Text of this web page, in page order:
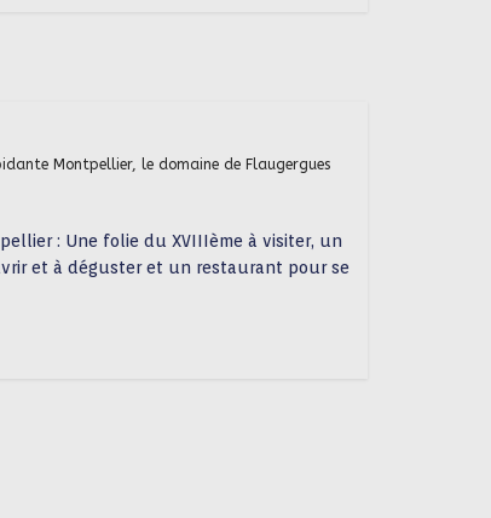
Montpellier, le domaine de Flaugergues
: Une folie du XVIIIème à visiter, un
et à déguster et un restaurant pour se